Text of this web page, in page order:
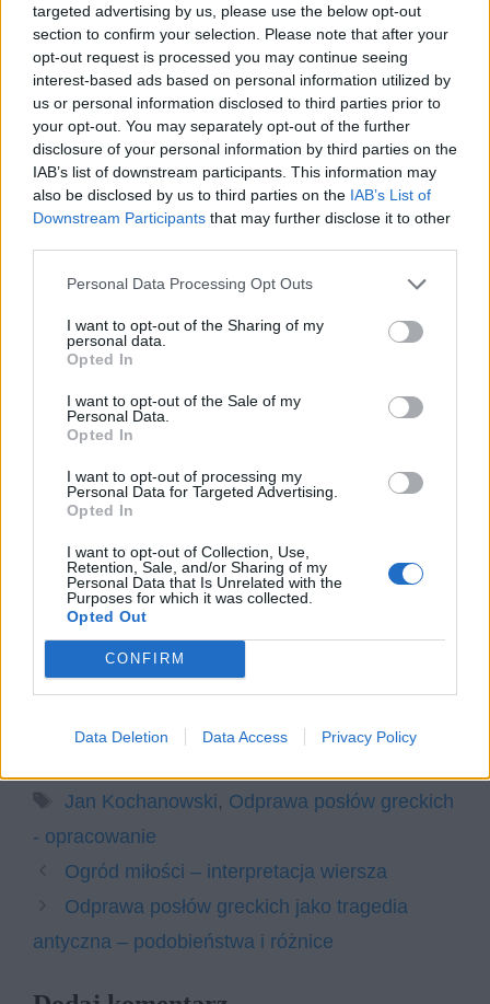
targeted advertising by us, please use the below opt-out
section to confirm your selection. Please note that after your
opt-out request is processed you may continue seeing
interest-based ads based on personal information utilized by
us or personal information disclosed to third parties prior to
your opt-out. You may separately opt-out of the further
disclosure of your personal information by third parties on the
IAB’s list of downstream participants. This information may
also be disclosed by us to third parties on the IAB’s List of
Downstream Participants that may further disclose it to other
Personal Data Processing Opt Outs
I want to opt-out of the Sharing of my
personal data.
Opted In
I want to opt-out of the Sale of my
Personal Data.
Opted In
I want to opt-out of processing my
Personal Data for Targeted Advertising.
Opted In
I want to opt-out of Collection, Use,
Retention, Sale, and/or Sharing of my
Personal Data that Is Unrelated with the
Purposes for which it was collected.
Opted Out
CONFIRM
Data Deletion Data Access Privacy Policy
miał rację. Troja w akcie zemsty zostaje
zaatakowana przez ogromną flotę grecką. Z
proroctwa wieszczki Kasandry, wiemy zaś, jak
skończy się ten szturm – państwo Priama
zostanie zmiecione z powierzchni ziemi. Pod
tym względem,Odprawa posłów greckich,
również doskonale wpasowuje się w schemat
jedynie ten, który nie dopuszcza się
nieprawości.
Czytaj także:
tragedia antyczna – podobieństwa i
różnice
kompozycja, styl, język
Odprawa posłów greckich –
Odprawa posłów greckich – przesłanie
i interpretacja
Tagi
Jan Kochanowski, Odprawa posłów greckich
- opracowanie
Ogród miłości – interpretacja wiersza
Odprawa posłów greckich jako tragedia
antyczna – podobieństwa i różnice